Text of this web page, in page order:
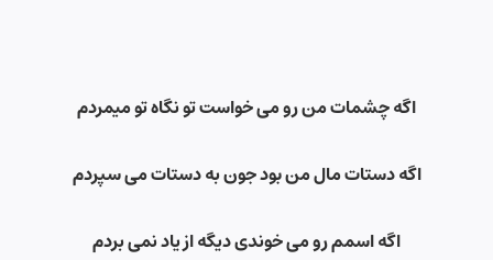
اگه چشمات من رو می خواست تو نگاه تو میمردم
اگه دستات مال من بود جون به دستات می سپردم
اگه اسمم رو می خوندی دیگه از یاد نمی بردم